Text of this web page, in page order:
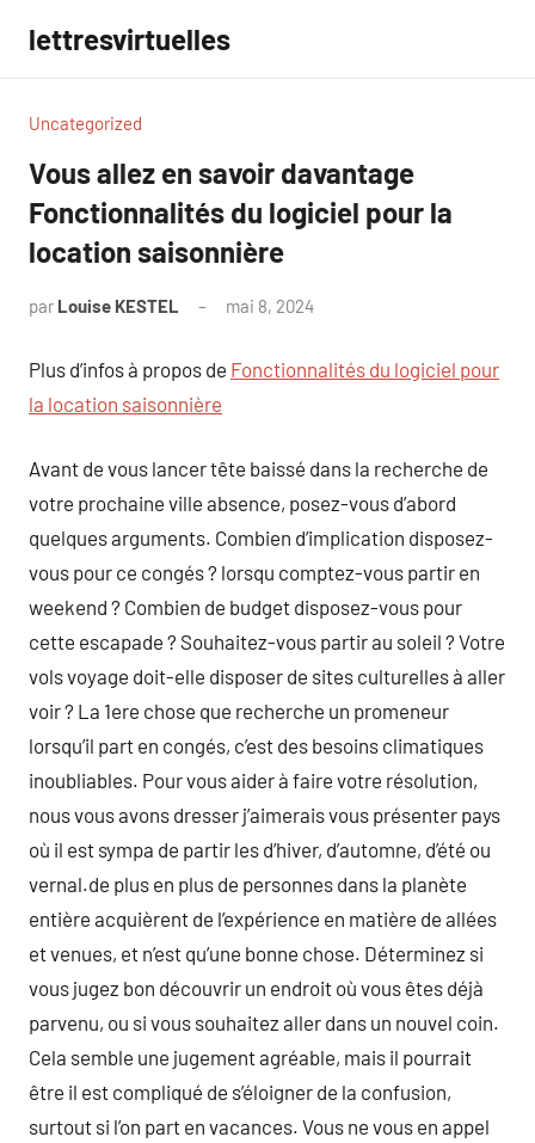
contenu
lettresvirtuelles
Uncategorized
Vous allez en savoir davantage
Fonctionnalités du logiciel pour la
location saisonnière
par Louise KESTEL mai 8, 2024
Plus d’infos à propos de Fonctionnalités du logiciel pour
la location saisonnière
Avant de vous lancer tête baissé dans la recherche de
votre prochaine ville absence, posez-vous d’abord
quelques arguments. Combien d’implication disposez-
vous pour ce congés ? lorsqu comptez-vous partir en
weekend ? Combien de budget disposez-vous pour
cette escapade ? Souhaitez-vous partir au soleil ? Votre
vols voyage doit-elle disposer de sites culturelles à aller
voir ? La 1ere chose que recherche un promeneur
lorsqu’il part en congés, c’est des besoins climatiques
inoubliables. Pour vous aider à faire votre résolution,
nous vous avons dresser j’aimerais vous présenter pays
où il est sympa de partir les d’hiver, d’automne, d’été ou
vernal.de plus en plus de personnes dans la planète
entière acquièrent de l’expérience en matière de allées
et venues, et n’est qu’une bonne chose. Déterminez si
vous jugez bon découvrir un endroit où vous êtes déjà
parvenu, ou si vous souhaitez aller dans un nouvel coin.
Cela semble une jugement agréable, mais il pourrait
être il est compliqué de s’éloigner de la confusion,
surtout si l’on part en vacances. Vous ne vous en appel